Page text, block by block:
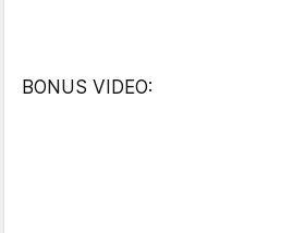
BONUS VIDEO: